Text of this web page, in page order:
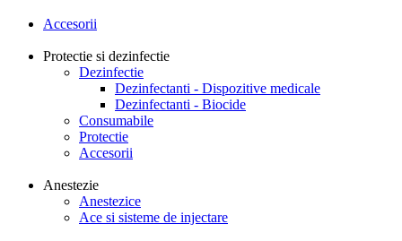
Accesorii
Protectie si dezinfectie
Dezinfectie
Dezinfectanti - Dispozitive medicale
Dezinfectanti - Biocide
Consumabile
Protectie
Accesorii
Anestezie
Anestezice
Ace si sisteme de injectare